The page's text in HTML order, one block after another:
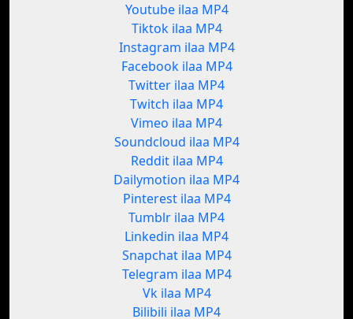
Youtube ilaa MP4
Tiktok ilaa MP4
Instagram ilaa MP4
Facebook ilaa MP4
Twitter ilaa MP4
Twitch ilaa MP4
Vimeo ilaa MP4
Soundcloud ilaa MP4
Reddit ilaa MP4
Dailymotion ilaa MP4
Pinterest ilaa MP4
Tumblr ilaa MP4
Linkedin ilaa MP4
Snapchat ilaa MP4
Telegram ilaa MP4
Vk ilaa MP4
Bilibili ilaa MP4